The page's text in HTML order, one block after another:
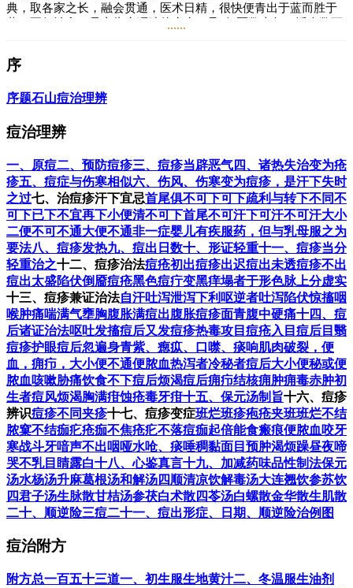
典，取各家之长，融会贯通，医术日精，很快便青出于蓝而胜于
4位医学大师。
汪机一生究心医学，撰写医学著作，直至古稀之年，仍刻意钻
始完成，《医学原理》亦8年而成，朝究暮绎，废寝忘食。此外他
的著作还有《运气易览》《续素问钞》《针灸问对》《脉决刊误
读》《内经补注》共13种。其中影响较大者，首推《石山医
案》。此为门人陈桷“取机诸弟子所记机治疗效益，裒为一集”，
全书3卷，尤其是《营卫论》一篇，提出了固定培元学说，奠定了
新安医学流派的理论基础。
阅读5.4万+
......
序
序题石山痘治理辨
痘治理辨
一、原痘二、预防痘疹三、痘疹当辟恶气四、诸热失治变为疮
疹五、痘症与伤寒相似六、伤风、伤寒变为痘疹，是汗下失时
之过七、治痘疹汗下宜忌首尾俱不可下可下疏利与转下不同不
可下已下不宜再下小便清不可下首尾不可汗下可汗不可汗大小
二便不可不通大便不通非一症婴儿有疾服药，但与乳母服之为
要法八、痘疹发热九、痘出日数十、形证轻重十一、痘疹当分
轻重治之十二、痘疹治法痘疮初出痘疹出迟痘出未透痘疹不出
痘出太盛陷伏倒靥痘疮黑色痘疔变黑痒塌者于形色脉上分虚实
十三、痘疹兼证治法自汗吐泻泄泻下利呕逆者吐泻陷伏惊搐咽
喉肿痛喘满气壅胸腹胀满痘出腹胀痘疹面青腹中硬痛十四、痘
后诸证治法呕吐发搐痘后又发痘疹热毒攻目 痘疮入目 痘后目翳
痘疹护眼痘后忽遍身青紫、瘛疭、口噤、痰响肌肉破裂，便
血，痈疖，大小便不通便脓血热泻者冷秘者痘后大小便秘或便
脓血 咳嗽胁痛饮食不下痘后烦渴痘后痈疖结核痈肿痈毒赤肿初
生者痘风烦渴胸满疳蚀疮毒牙疳十五、保元汤制旨十六、痘疹
辨识痘疹不同夹疹十七、痘疹变症班烂班疹疱疮夹班班烂不结
脓窠不结痂疕疮痂不焦疮疕不落痘痂起倍能食瘢痕便脓血 咬牙
寒战斗牙喑声不出咽哑水呛、痰唾稠黏面目预肿渴烦躁昼夜啼
哭不乳目睛露白十八、心鉴真言十九、加减药味品性制法保元
汤水杨汤升麻葛根汤和解汤四顺清凉饮解毒汤大连翘饮参苏饮
四君子汤生脉散甘桔汤参茯白术散四苓汤白螺散金华散生肌散
二十、顺逆险三痘二十一、痘出形症、日期、顺逆险治例图
痘治附方
附方总一百五十三道一、初生服生地黄汁二、冬温服生油剂